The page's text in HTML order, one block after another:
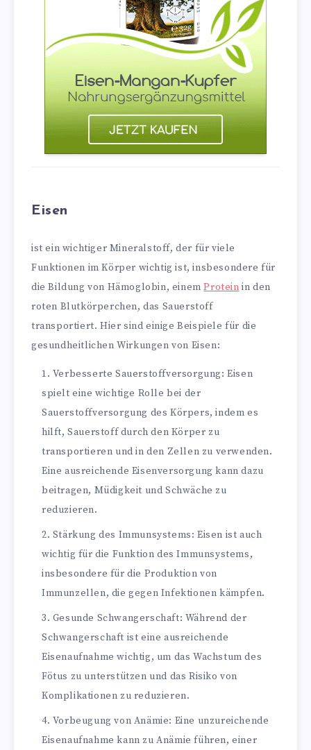
Eisen
ist ein wichtiger Mineralstoff, der für viele
Funktionen im Körper wichtig ist, insbesondere für
die Bildung von Hämoglobin, einemProtein in den
roten Blutkörperchen, das Sauerstoff
transportiert. Hier sind einige Beispiele für die
gesundheitlichen Wirkungen von Eisen:
Verbesserte Sauerstoffversorgung: Eisen
spielt eine wichtige Rolle bei der
Sauerstoffversorgung des Körpers, indem es
hilft, Sauerstoff durch den Körper zu
transportieren und in den Zellen zu verwenden.
Eine ausreichende Eisenversorgung kann dazu
beitragen, Müdigkeit und Schwäche zu
reduzieren.
Stärkung des Immunsystems: Eisen ist auch
wichtig für die Funktion des Immunsystems,
insbesondere für die Produktion von
Immunzellen, die gegen Infektionen kämpfen.
Gesunde Schwangerschaft: Während der
Schwangerschaft ist eine ausreichende
Eisenaufnahme wichtig, um das Wachstum des
Fötus zu unterstützen und das Risiko von
Komplikationen zu reduzieren.
Vorbeugung von Anämie: Eine unzureichende
Eisenaufnahme kann zu Anämie führen, einer